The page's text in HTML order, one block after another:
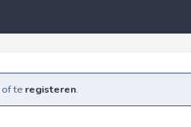
of te registeren.